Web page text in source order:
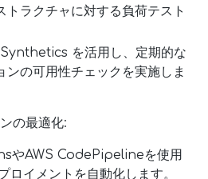
トラクチャに対する負荷テスト
を活用し、定期的な
ンの可用性チェックを実施しま
の最適化:
やAWS CodePipelineを使用
ロイメントを自動化します。